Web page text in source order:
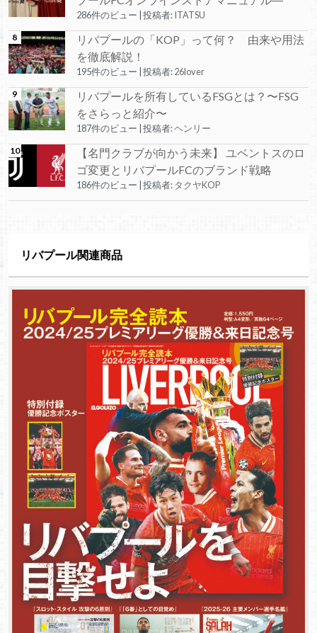
286件のビュー |投稿者:ITATSU
リバプールの「KOP」って何？ 由来や用法
を徹底解説！
195件のビュー |投稿者:26lover
リバプールを所有しているFSGとは？〜FSG
をさらっと紹介〜
187件のビュー |投稿者:ヘンリー
【名門クラブが向かう未来】 ユベントスのロ
ゴ変更とリバプールFCのブランド戦略
186件のビュー |投稿者: タクヤKOP
リバプール関連商品